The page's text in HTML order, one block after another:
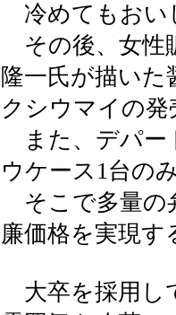
冷めてもおい
その後、女性
隆一氏が描い
クシウマイの
また、デパー
ウケース1台の
そこで多量の
廉価格を実現す
大卒を採用し